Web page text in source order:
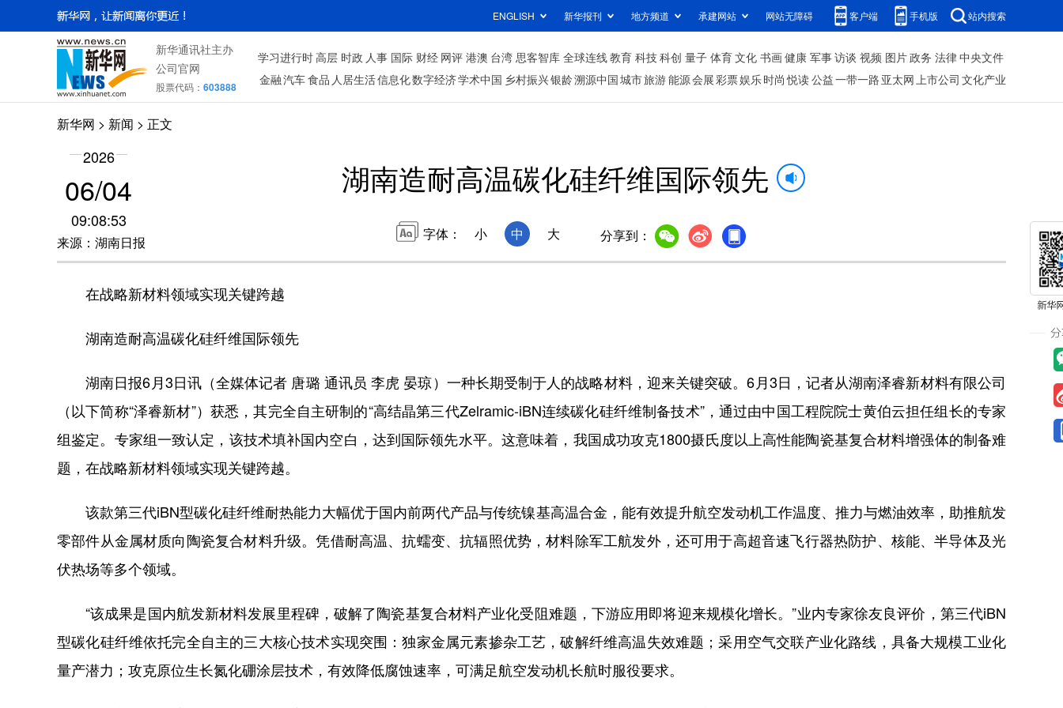
ENGLISH 新华报刊 地方频道 承建网站 网站无障碍 客户端 手机版 站内搜索
新华通讯社主办
公司官网
股票代码： 603888
学习进行时高层 时政 人事 国际 财经 网评 港澳 台湾 思客智库 全球连线教育 科技科创 量子 体育文化 书画健康 军事访谈 视频 图片政务 法律中央文件
金融汽车食品 人居生活信息化数字经济学术中国 乡村振兴银龄溯源中国城市旅游能源会展彩票娱乐时尚 悦读公益一带一路 亚太网上市公司 文化产业
新华网 > 新闻 > 正文
2026
06/04
09:08:53
来源：湖南日报
湖南造耐高温碳化硅纤维国际领先
字体： 小 中 大 分享到：
在战略新材料领域实现关键跨越
湖南造耐高温碳化硅纤维国际领先
湖南日报6月3日讯（全媒体记者 唐璐 通讯员 李虎 晏琼）一种长期受制于人的战略材料，迎来关键突破。6月3日，记者从湖南泽睿新材料有限公司
（以下简称“泽睿新材”）获悉，其完全自主研制的“高结晶第三代Zelramic-iBN连续碳化硅纤维制备技术”，通过由中国工程院院士黄伯云担任组长的专家
组鉴定。专家组一致认定，该技术填补国内空白，达到国际领先水平。这意味着，我国成功攻克1800摄氏度以上高性能陶瓷基复合材料增强体的制备难
题，在战略新材料领域实现关键跨越。
该款第三代iBN型碳化硅纤维耐热能力大幅优于国内前两代产品与传统镍基高温合金，能有效提升航空发动机工作温度、推力与燃油效率，助推航发
零部件从金属材质向陶瓷复合材料升级。凭借耐高温、抗蠕变、抗辐照优势，材料除军工航发外，还可用于高超音速飞行器热防护、核能、半导体及光
伏热场等多个领域。
“该成果是国内航发新材料发展里程碑，破解了陶瓷基复合材料产业化受阻难题，下游应用即将迎来规模化增长。”业内专家徐友良评价，第三代iBN
型碳化硅纤维依托完全自主的三大核心技术实现突围：独家金属元素掺杂工艺，破解纤维高温失效难题；采用空气交联产业化路线，具备大规模工业化
量产潜力；攻克原位生长氮化硼涂层技术，有效降低腐蚀速率，可满足航空发动机长航时服役要求。